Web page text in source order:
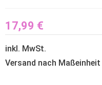
17,99 €
inkl. MwSt.
Versand nach Maßeinheit